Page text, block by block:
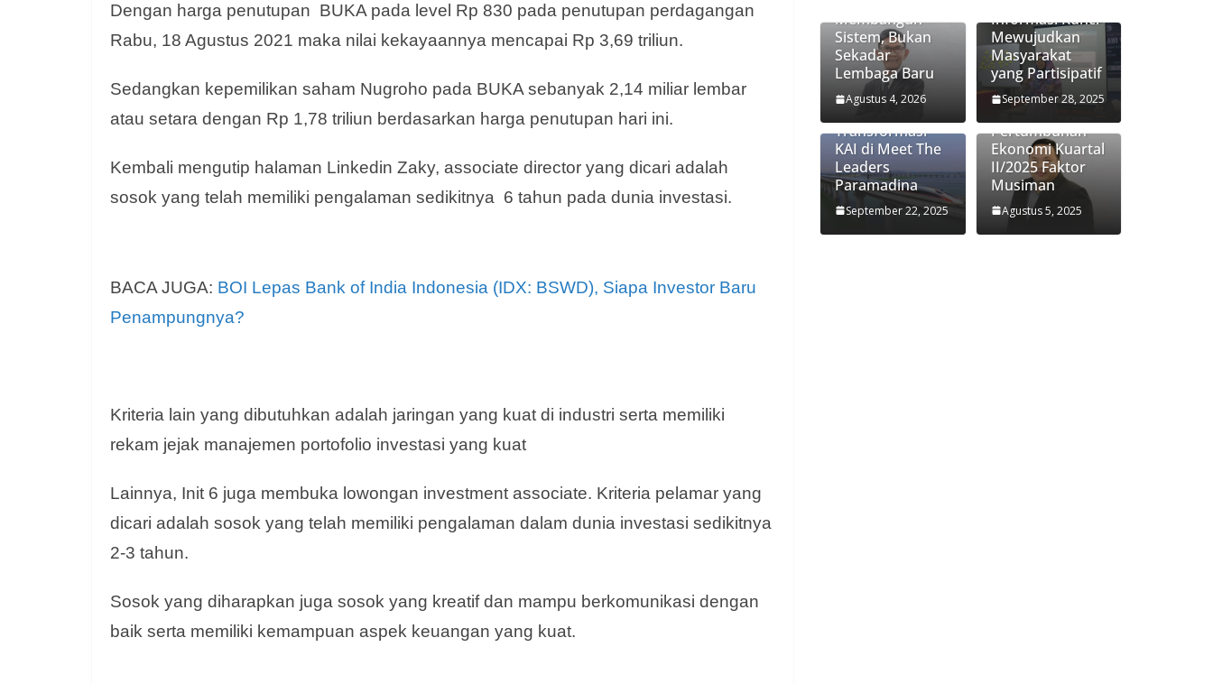
Dengan harga penutupan BUKA pada level Rp 830 pada penutupan perdagangan
Rabu, 18 Agustus 2021 maka nilai kekayaannya mencapai Rp 3,69 triliun.
Sedangkan kepemilikan saham Nugroho pada BUKA sebanyak 2,14 miliar lembar
atau setara dengan Rp 1,78 triliun berdasarkan harga penutupan hari ini.
Kembali mengutip halaman Linkedin Zaky, associate director yang dicari adalah
sosok yang telah memiliki pengalaman sedikitnya 6 tahun pada dunia investasi.
BACA JUGA: BOI Lepas Bank of India Indonesia (IDX: BSWD), Siapa Investor Baru
Penampungnya?
Kriteria lain yang dibutuhkan adalah jaringan yang kuat di industri serta memiliki
rekam jejak manajemen portofolio investasi yang kuat
Lainnya, Init 6 juga membuka lowongan investment associate. Kriteria pelamar yang
dicari adalah sosok yang telah memiliki pengalaman dalam dunia investasi sedikitnya
2-3 tahun.
Sosok yang diharapkan juga sosok yang kreatif dan mampu berkomunikasi dengan
baik serta memiliki kemampuan aspek keuangan yang kuat.
Membangun
Sistem, Bukan
Sekadar
Lembaga Baru
Agustus 4, 2026
Informasi Kunci
Mewujudkan
Masyarakat
yang Partisipatif
September 28, 2025
Didiek
Hartantyo
Ungkap Kunci
Transformasi
KAI di Meet The
Leaders
Paramadina
September 22, 2025
Ekonom
Paramadina
Handi Risza:
Pertumbuhan
Ekonomi Kuartal
II/2025 Faktor
Musiman
Agustus 5, 2025